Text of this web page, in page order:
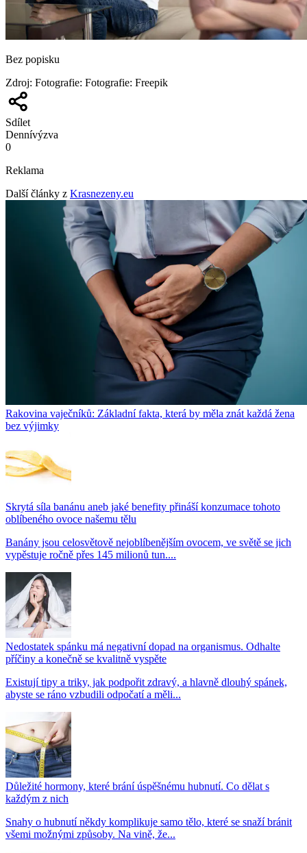
Bez popisku
Zdroj: Fotografie: Fotografie: Freepik
Sdílet
Dennívýzva
0
Reklama
Další články z Krasnezeny.eu
Rakovina vaječníků: Základní fakta, která by měla znát každá žena
bez výjimky
Skrytá síla banánu aneb jaké benefity přináší konzumace tohoto
oblíbeného ovoce našemu tělu
Banány jsou celosvětově nejoblíbenějším ovocem, ve světě se jich
vypěstuje ročně přes 145 milionů tun....
Nedostatek spánku má negativní dopad na organismus. Odhalte
příčiny a konečně se kvalitně vyspěte
Existují tipy a triky, jak podpořit zdravý, a hlavně dlouhý spánek,
abyste se ráno vzbudili odpočatí a měli...
Důležité hormony, které brání úspěšnému hubnutí. Co dělat s
každým z nich
Snahy o hubnutí někdy komplikuje samo tělo, které se snaží bránit
všemi možnými způsoby. Na vině, že...